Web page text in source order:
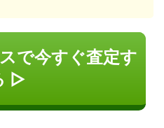
で今すぐ査定す
▷